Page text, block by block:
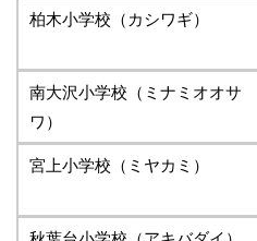
柏木小学校（カシワギ）
南大沢小学校（ミナミオオサ
ワ）
宮上小学校（ミヤカミ）